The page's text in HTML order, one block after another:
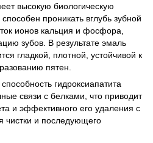
высокую биологическую
проникать вглубь зубной
ионов кальция и фосфора,
зубов. В результате эмаль
гладкой, плотной, устойчивой к
пятен.
гидроксиапатита
связи с белками, что приводит
и эффективного его удаления с
чистки и последующего